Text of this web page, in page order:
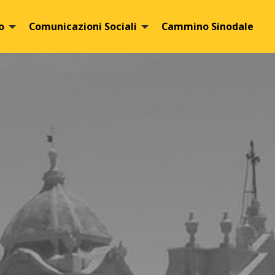
Comunicazioni Sociali Cammino Sinodale